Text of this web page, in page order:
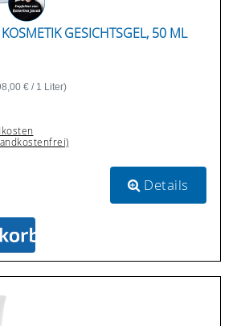
GESICHTSGEL, 50 ML
€ / 1 Liter)
Details